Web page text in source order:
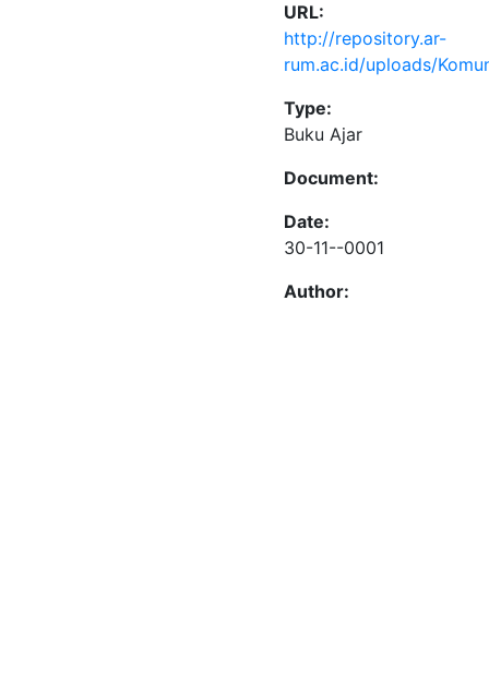
URL:
http://repository.ar-
rum.ac.id/uploads/
Type:
Buku Ajar
Document:
Date:
30-11--0001
Author: